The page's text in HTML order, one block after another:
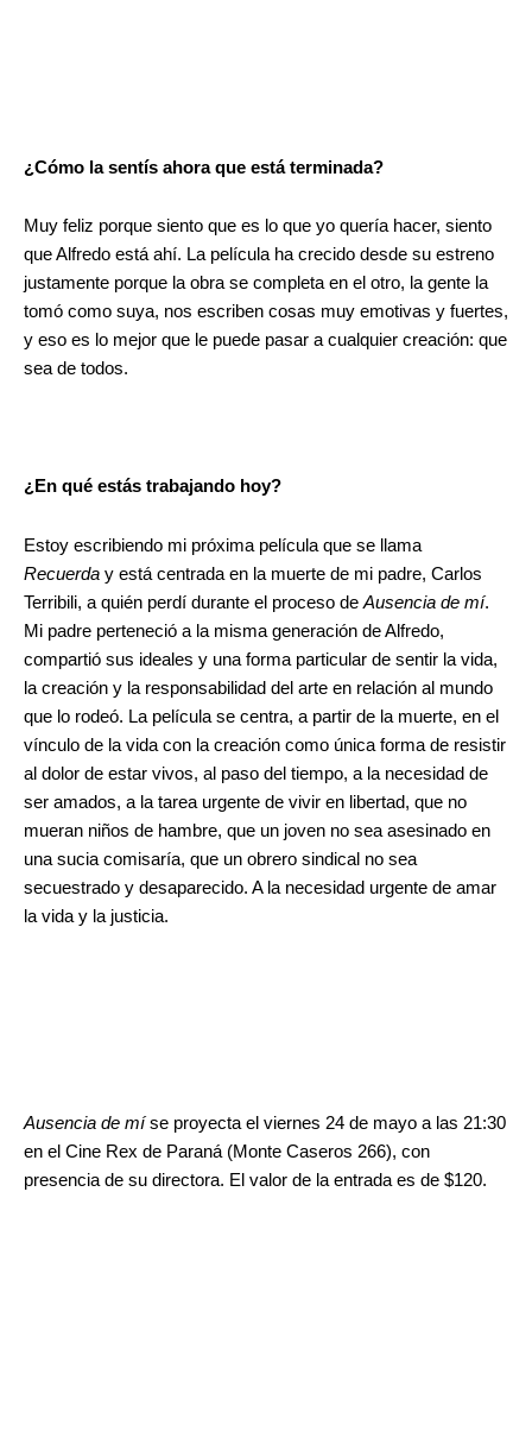
¿Cómo la sentís ahora que está terminada?
Muy feliz porque siento que es lo que yo quería hacer, siento
que Alfredo está ahí. La película ha crecido desde su estreno
justamente porque la obra se completa en el otro, la gente la
tomó como suya, nos escriben cosas muy emotivas y fuertes,
y eso es lo mejor que le puede pasar a cualquier creación: que
sea de todos.
¿En qué estás trabajando hoy?
Estoy escribiendo mi próxima película que se llama
Recuerda y está centrada en la muerte de mi padre, Carlos
Terribili, a quién perdí durante el proceso de Ausencia de mí.
Mi padre perteneció a la misma generación de Alfredo,
compartió sus ideales y una forma particular de sentir la vida,
la creación y la responsabilidad del arte en relación al mundo
que lo rodeó. La película se centra, a partir de la muerte, en el
vínculo de la vida con la creación como única forma de resistir
al dolor de estar vivos, al paso del tiempo, a la necesidad de
ser amados, a la tarea urgente de vivir en libertad, que no
mueran niños de hambre, que un joven no sea asesinado en
una sucia comisaría, que un obrero sindical no sea
secuestrado y desaparecido. A la necesidad urgente de amar
la vida y la justicia.
Ausencia de míse proyecta el viernes 24 de mayo a las 21:30
en el Cine Rex de Paraná (Monte Caseros 266), con
presencia de su directora. El valor de la entrada es de $120.